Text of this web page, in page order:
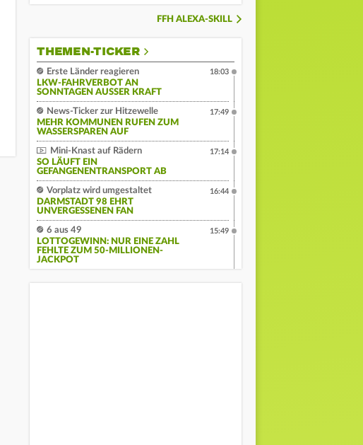
FFH ALEXA-SKILL
THEMEN-TICKER
Erste Länder reagieren
LKW-FAHRVERBOT AN
SONNTAGEN AUSSER KRAFT
18:03
News-Ticker zur Hitzewelle
MEHR KOMMUNEN RUFEN ZUM
WASSERSPAREN AUF
17:49
Mini-Knast auf Rädern
SO LÄUFT EIN
GEFANGENENTRANSPORT AB
17:14
Vorplatz wird umgestaltet
DARMSTADT 98 EHRT
UNVERGESSENEN FAN
16:44
6 aus 49
LOTTOGEWINN: NUR EINE ZAHL
FEHLTE ZUM 50-MILLIONEN-
JACKPOT
15:49